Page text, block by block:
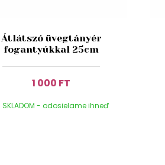
Átlátszó üvegtányér
fogantyúkkal 25cm
1 000 FT
SKLADOM - odosielame ihneď